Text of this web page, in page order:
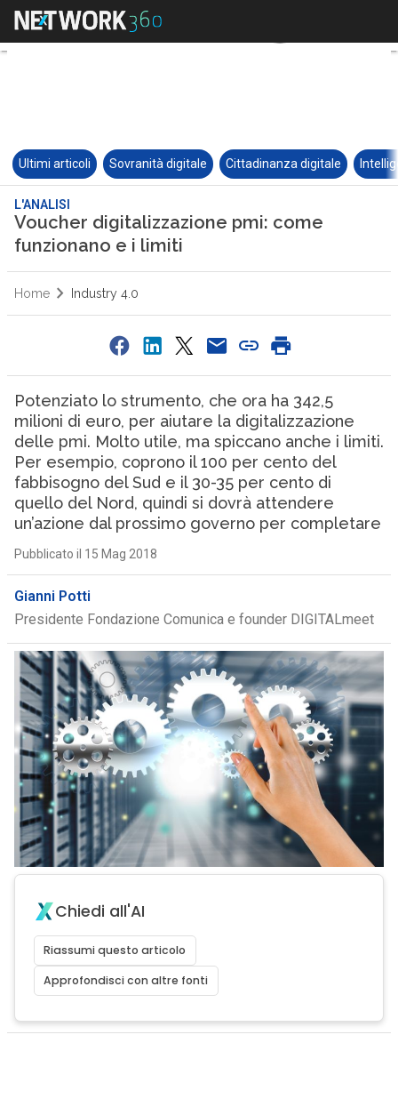
Ultimi articoli Sovranità digitale Cittadinanza digitale
L'ANALISI
Voucher digitalizzazione pmi: come
funzionano e i limiti
Home Industry 4.0
Potenziato lo strumento, che ora ha 342,5
milioni di euro, per aiutare la digitalizzazione
delle pmi. Molto utile, ma spiccano anche i limiti.
Per esempio, coprono il 100 per cento del
fabbisogno del Sud e il 30-35 per cento di
quello del Nord, quindi si dovrà attendere
un’azione dal prossimo governo per completare
Pubblicato il 15 Mag 2018
Gianni Potti
Presidente Fondazione Comunica e founder DIGITALmeet
Chiedi all'AI
Riassumi questo articolo
Approfondisci con altre fonti